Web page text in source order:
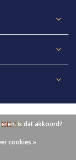
Is dat akkoord?
cookies »